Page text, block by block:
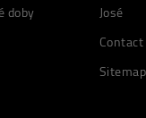
doby
José
Sitemap